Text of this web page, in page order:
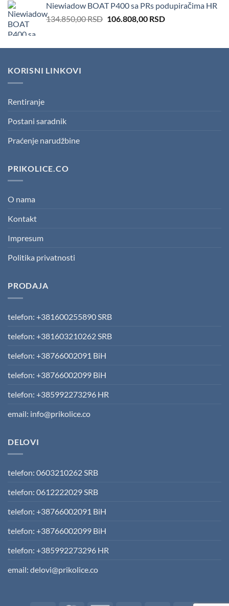
166.600,00 RSD.151.410,00 RSD.
Niewiadow BOAT P400 sa PRs podupiračima HR
134.850,00RSD Original
134.850,00 RSD.
106.808,00 RSDCurrent
106.808,00 RSD.
KORISNI LINKOVI
Rentiranje
Postani saradnik
Praćenje narudžbine
PRIKOLICE.CO
O nama
Kontakt
Impresum
Politika privatnosti
PRODAJA
telefon: +381600255890 SRB
telefon: +381603210262 SRB
telefon: +38766002091 BiH
telefon: +38766002099 BiH
telefon: +385992273296 HR
email: info@prikolice.co
DELOVI
telefon: 0603210262 SRB
telefon: 0612222029 SRB
telefon: +38766002091 BiH
telefon: +38766002099 BiH
telefon: +385992273296 HR
email: delovi@prikolice.co